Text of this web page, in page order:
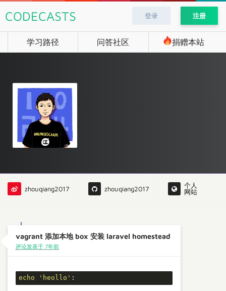
CODECASTS 登录 注册
学习路径 问答社区 捐赠本站
zhouqiang2017 zhouqiang2017
个人
网站
vagrant 添加本地 box 安装 laravel homestead
评论发表于 7年前
echo 'heollo' :